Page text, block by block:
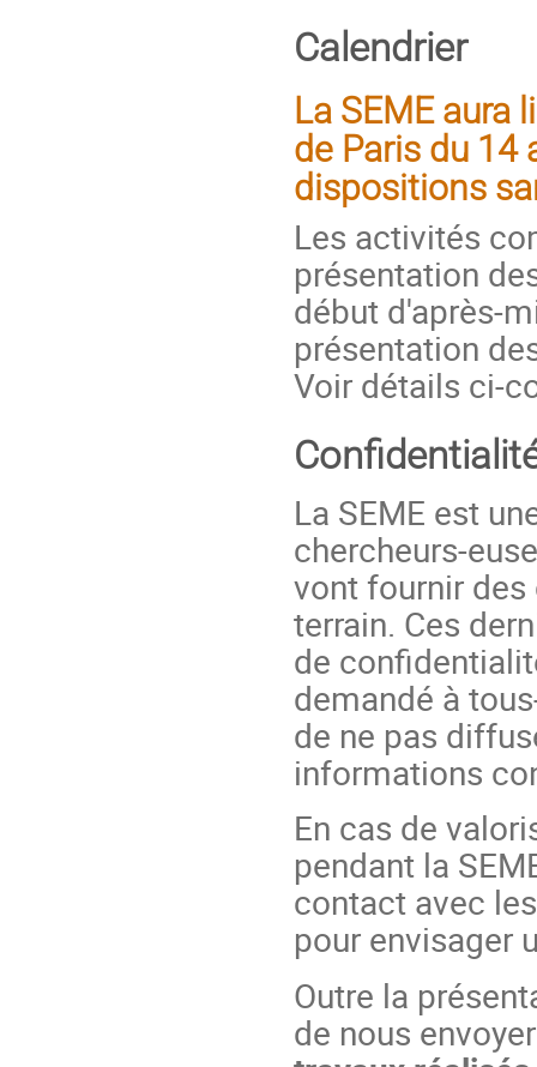
Calendrier
La SEME
de Paris du 14
dispositions
Les activités
présentation
début d'après-
présentation
Voir détails ci-
La SEME est
chercheurs-
vont fournir
terrain. Ces
de
demandé à
de ne pas
informations
En cas de
pendant la
contact avec
pour envisager
Outre la
de nous